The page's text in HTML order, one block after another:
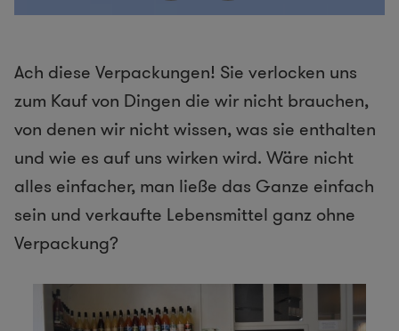
Ach diese Verpackungen! Sie verlocken uns
zum Kauf von Dingen die wir nicht brauchen,
von denen wir nicht wissen, was sie enthalten
und wie es auf uns wirken wird. Wäre nicht
alles einfacher, man ließe das Ganze einfach
sein und verkaufte Lebensmittel ganz ohne
Verpackung?